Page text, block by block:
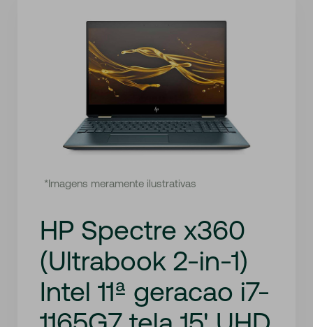
*Imagens meramente ilustrativas
HP Spectre x360
(Ultrabook 2-in-1)
Intel 11ª geracao i7-